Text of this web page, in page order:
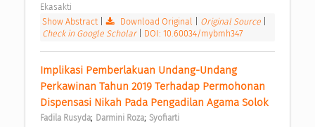
Ekasakti
Show Abstract| Download Original Original Source
Check in Google Scholar
DOI: 10.60034/mybmh347
Implikasi Pemberlakuan Undang-Undang
Perkawinan Tahun 2019 Terhadap Permohonan
Dispensasi Nikah Pada Pengadilan Agama Solok
Fadila Rusyda; Darmini Roza; Syofiarti